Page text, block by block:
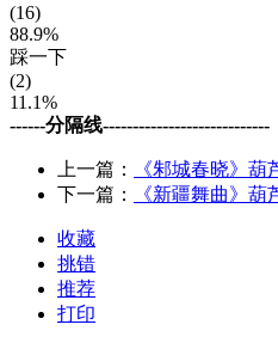
(16)
88.9%
踩一下
(2)
11.1%
------分隔线----------------------------
上一篇：
《邾城春晓》葫
下一篇：
《新疆舞曲》葫
收藏
挑错
推荐
打印